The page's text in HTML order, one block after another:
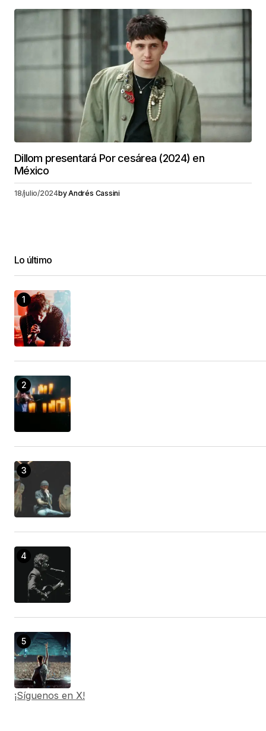
Dillom presentará Por cesárea (2024) en
México
18/julio/2024byAndrés Cassini
Lo último
¡Síguenos en X!